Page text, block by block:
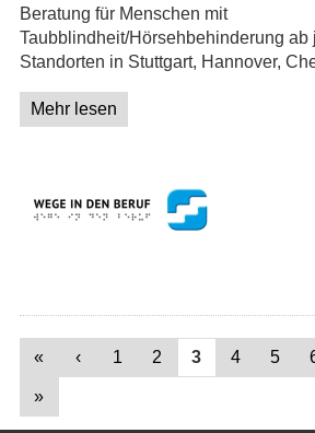
Beratung für Menschen mit
Taubblindheit/Hörsehbehinderung ab
Standorten in Stuttgart, Hannover,
Mehr lesen
Seiten
« ‹ 1 2 3 4 5
»